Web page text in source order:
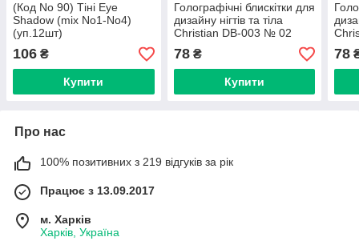
(Код No 90) Тіні Eye
Shadow (mix No1-No4)
(уп.12шт)
106 ₴
Купити
Голографічні блискітки для
дизайну нігтів та тіла
Christian DB-003 № 02
78₴
Купити
78
Про нас
100% позитивних з 219 відгуків за рік
Працює з 13.09.2017
м. Харків
Харків, Україна